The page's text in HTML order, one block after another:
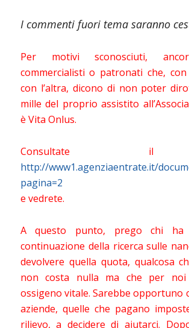
I commenti fuori tema saranno
Per motivi sconosciuti,
commercialisti o patronati che,
con l’altra, dicono di non poter
mille del proprio assistito
è Vita Onlus.
Consultate
http://www1.agenziaentrate.it/
pagina=2
e vedrete.
A questo punto, prego chi
continuazione della ricerca sulle
devolvere quella quota, qualcosa
non costa nulla ma che per noi
ossigeno vitale. Sarebbe opportuno
aziende, quelle che pagano
rilievo, a decidere di aiutarci.